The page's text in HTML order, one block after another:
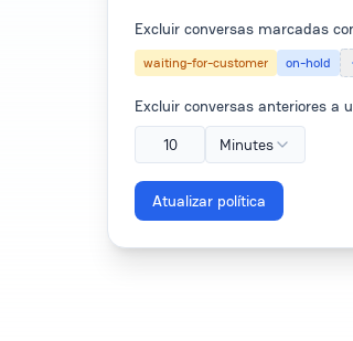
Excluir conversas marcadas
waiting-for-customer on-hold
Excluir conversas anteriores a
10
Minutes
Atualizar política